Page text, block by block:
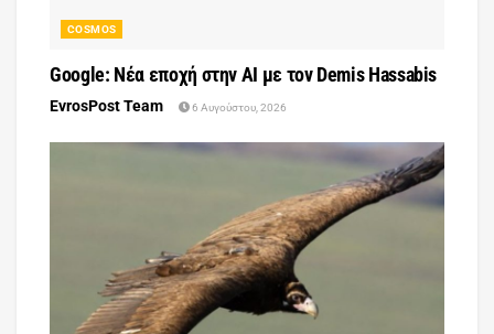
COSMOS
Google: Νέα εποχή στην AI με τον Demis Hassabis
EvrosPost Team 6 Αυγούστου, 2026